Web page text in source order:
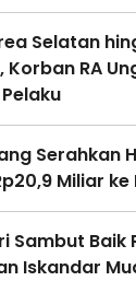
Selatan
Korban RA
Serahkan
Miliar
Sambut Baik
Iskandar